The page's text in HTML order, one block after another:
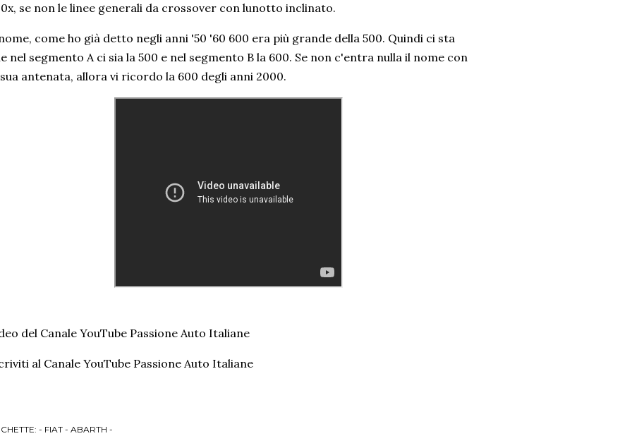
se non le linee generali da crossover con lunotto inclinato.
come ho già detto negli anni '50 '60 600 era più grande della 500. Quindi ci sta
nel segmento A ci sia la 500 e nel segmento B la 600. Se non c'entra nulla il nome con
antenata, allora vi ricordo la 600 degli anni 2000.
del Canale YouTube Passione Auto Italiane
al Canale YouTube Passione Auto Italiane
- FIAT - ABARTH -